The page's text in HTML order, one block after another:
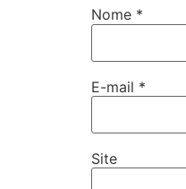
Nome *
E-mail *
Site